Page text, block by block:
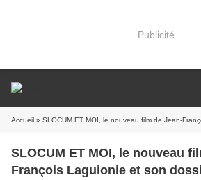
Publicité
Accueil » SLOCUM ET MOI, le nouveau film de Jean-François Laguionie
SLOCUM ET MOI, le nouveau
François Laguionie et son